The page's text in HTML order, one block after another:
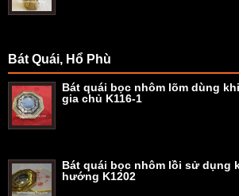
Bát Quái, Hổ Phù
Bát quái bọc nhôm lõm dùng
gia chủ K116-1
Bát quái bọc nhôm lồi sử dụng
hướng K1202